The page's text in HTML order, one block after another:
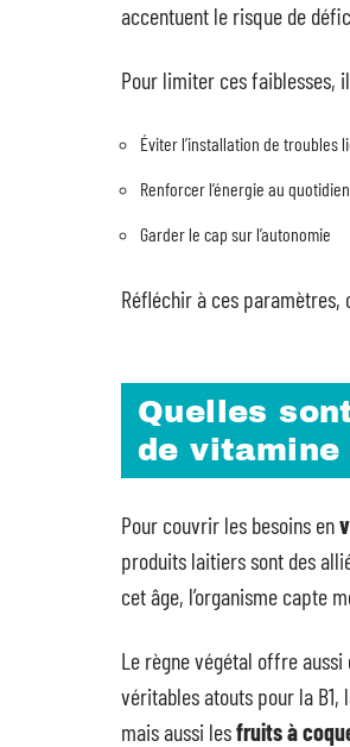
accentuent le risque de
Pour limiter ces faiblesses,
Éviter l’installation de troubles
Renforcer l’énergie au quotidien
Garder le cap sur l’autonomie
Réfléchir à ces paramètres,
Quelles
de vitamine
Pour couvrir les besoins en
produits laitiers sont des
cet âge, l’organisme capte
Le règne végétal offre aussi
véritables atouts pour la
mais aussi lesfruits à